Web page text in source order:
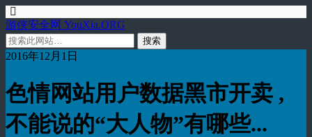
游侠安全网 YouXia.ORG
2016年12月1日
色情网站用户数据黑市开卖 ,
不能说的“大人物”有哪些...